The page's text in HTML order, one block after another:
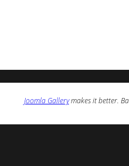
Joomla Gallerymakes it better.